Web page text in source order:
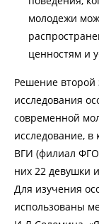
молодежи
ценностям и
Решение второй
исследования
современной
исследование,
ВГИ (филиал
них 22 девушки
Для изучения
использованы